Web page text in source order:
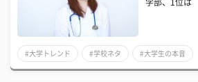
学部、1位は
#大学トレンド #学校ネタ #大学生の本音